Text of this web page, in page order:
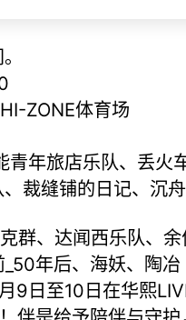
ZONE体育场
青年旅店乐队、丢火
裁缝铺的日记、沉
群、达闻西乐队、余
年后、海妖、陶冶
9日至10日在华熙